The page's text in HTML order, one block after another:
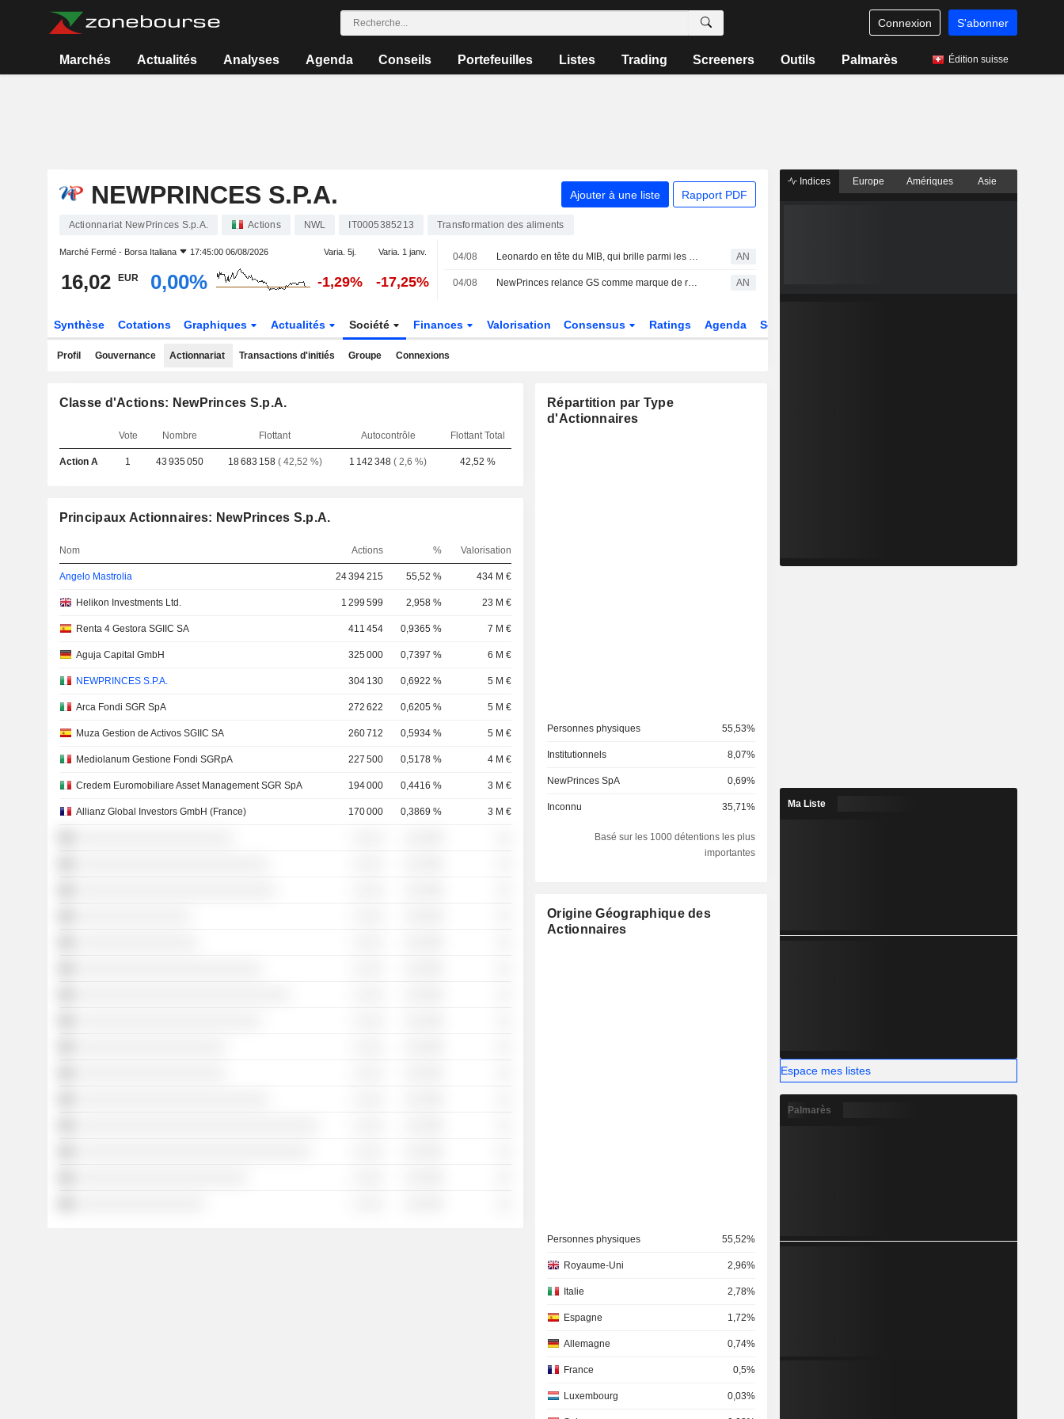
Connexion S'abonner
Marchés Actualités Analyses Agenda Conseils Portefeuilles Listes Trading Screeners Outils Palmarès Édition suisse
NEWPRINCES S.P.A. Ajouter à une liste Rapport PDF
Actionnariat NewPrinces S.p.A. Actions NWL IT0005385213 Transformation des aliments
Marché Fermé - Borsa Italiana 17:45:00 06/08/2026 Varia. 5j. Varia. 1 janv.
16,02 EUR 0,00% -1,29% -17,25%
04/08 Leonardo en tête du MIB, qui brille parmi les places européennes AN
04/08 NewPrinces relance GS comme marque de référence pour le retail AN
Synthèse Cotations Graphiques Actualités Société Finances Valorisation Consensus Ratings Agenda Secteur
Profil Gouvernance Actionnariat Transactions d'initiés Groupe Connexions
Classe d'Actions: NewPrinces S.p.A.
Vote Nombre Flottant Autocontrôle Flottant Total
Action A 1 43 935 050 18 683 158( 42,52 %) 1 142 348 ( 2,6 %) 42,52 %
Principaux Actionnaires: NewPrinces S.p.A.
Nom Actions % Valorisation
Angelo Mastrolia 24 394 215 55,52 % 434 M €
Helikon Investments Ltd. 1 299 599 2,958 % 23 M €
Renta 4 Gestora SGIIC SA 411 454 0,9365 % 7 M €
Aguja Capital GmbH 325 000 0,7397 % 6 M €
NEWPRINCES S.P.A. 304 130 0,6922 % 5 M €
Arca Fondi SGR SpA 272 622 0,6205 % 5 M €
Muza Gestion de Activos SGIIC SA 260 712 0,5934 % 5 M €
Mediolanum Gestione Fondi SGRpA 227 500 0,5178 % 4 M €
Credem Euromobiliare Asset Management SGR SpA 194 000 0,4416 % 3 M €
Allianz Global Investors GmbH (France) 170 000 0,3869 % 3 M €
Répartition par Type
d'Actionnaires
Personnes physiques 55,53%
Institutionnels 8,07%
NewPrinces SpA 0,69%
Inconnu 35,71%
Basé sur les 1000 détentions les plus
importantes
Origine Géographique des
Actionnaires
Personnes physiques 55,52%
Royaume-Uni 2,96%
Italie 2,78%
Espagne 1,72%
Allemagne 0,74%
France 0,5%
Luxembourg 0,03%
Indices Europe Amériques Asie
Ma Liste
Espace mes listes
Palmarès